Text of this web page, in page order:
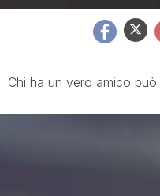
Chi ha un vero amico